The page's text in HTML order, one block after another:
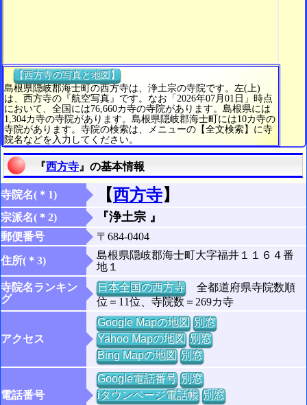
【西方寺の写真と地図】
島根県隠岐郡海士町の西方寺は、浄土宗の寺院です。左(上)
は、西方寺の『航空写真』です。なお「2026年07月01日」時点
において、全国には76,660カ寺の寺院があります。島根県には
1,304カ寺の寺院があります。島根県隠岐郡海士町には10カ寺の
寺院があります。寺院の検索は、メニューの【全文検索】に寺
院名などを入力してください。
『西方寺 』の基本情報
寺院名(＊1) 【西方寺】
宗派名(＊2) 『浄土宗 』
郵便番号 〒684-0404
住所(＊3)
島根県隠岐郡海士町大字福井１１６４番
地１
寺院名ランキン
グ
日本全国の西方寺全都道府県寺院数順
位＝11位、寺院数＝269カ寺
アクセス
Google Mapの地図 別窓
Yahoo Mapの地図 別窓
Bing Mapの地図 別窓
電話番号
Google電話番号 別窓
iタウンページ電話帳 別窓